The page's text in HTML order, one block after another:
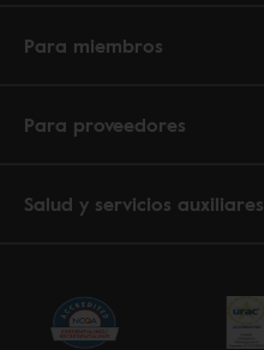
Para miembros
Para proveedores
Salud y servicios auxiliares